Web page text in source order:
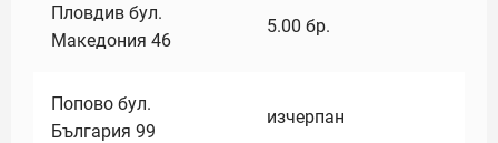
Пловдив бул.
Македония 46
5.00 бр.
Попово бул.
България 99
изчерпан